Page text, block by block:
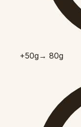
+50g→ 80g